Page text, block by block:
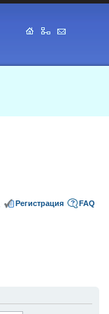
FAQ
Регистрация